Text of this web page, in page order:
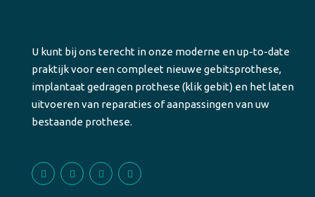
U kunt bij ons terecht in onze moderne en up-to-date
praktijk voor een compleet nieuwe gebitsprothese,
implantaat gedragen prothese (klik gebit) en het laten
uitvoeren van reparaties of aanpassingen van uw
bestaande prothese.